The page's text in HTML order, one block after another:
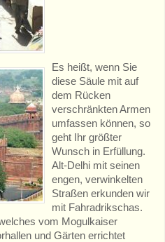
Es heißt, wenn Sie
diese Säule mit auf
dem Rücken
verschränkten Armen
umfassen können, so
geht Ihr größter
Wunsch in Erfüllung.
Alt-Delhi mit seinen
engen, verwinkelten
Straßen erkunden wir
mit Fahradrikschas.
vom Mogulkaiser
und Gärten errichtet